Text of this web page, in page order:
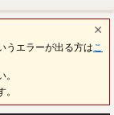
うエラーが出る方は こ